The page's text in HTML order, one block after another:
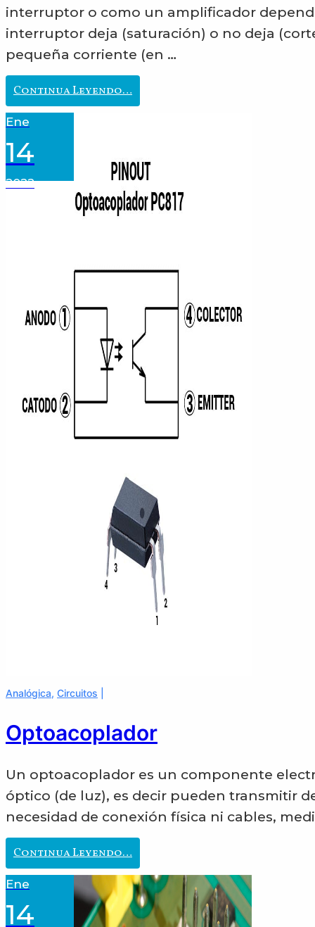
interruptor o como un amplificador
interruptor deja (saturación) o no deja
pequeña corriente (en …
Transistor
Continua Leyendo…
Ene
14
2022
Analógica, Circuitos
Optoacoplador
Un optoacoplador es un componente
óptico (de luz), es decir pueden transmitir
necesidad de conexión física ni cables,
Optoacoplador
Continua Leyendo…
Ene
14